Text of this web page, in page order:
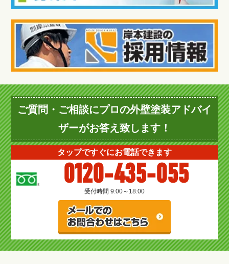
ご質問・ご相談にプロの外壁塗装アドバイ
ザーがお答え致します！
タップですぐにお電話できます
0120-435-055
受付時間 9:00～18:00